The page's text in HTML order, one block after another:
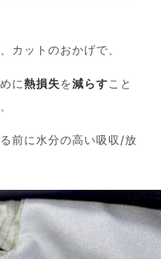
カットのおかげで、
に熱損失を減らすこと
前に水分の高い吸収/放